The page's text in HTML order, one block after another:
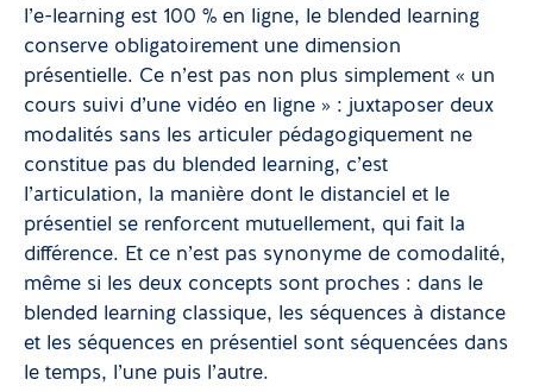
l’e-learning est 100 % en ligne, le blended learning
conserve obligatoirement une dimension
présentielle. Ce n’est pas non plus simplement « un
cours suivi d’une vidéo en ligne » : juxtaposer deux
modalités sans les articuler pédagogiquement ne
constitue pas du blended learning, c’est
l’articulation, la manière dont le distanciel et le
présentiel se renforcent mutuellement, qui fait la
différence. Et ce n’est pas synonyme de comodalité,
même si les deux concepts sont proches : dans le
blended learning classique, les séquences à distance
et les séquences en présentiel sont séquencées dans
le temps, l’une puis l’autre.